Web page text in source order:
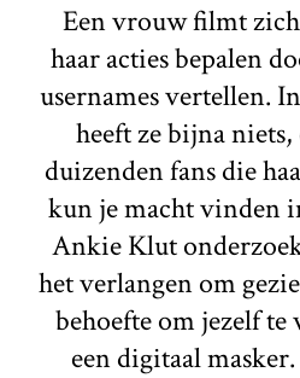
Een vrouw filmt
haar acties bepalen
usernames vertellen.
heeft ze bijna
duizenden fans die
kun je macht vinden
Ankie Klut
het verlangen om
behoefte om jezelf te
een digitaal masker.